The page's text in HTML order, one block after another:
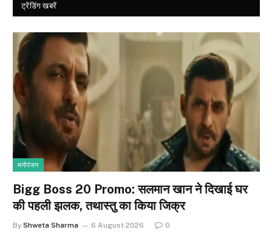
ट्रेंडिंग खबरें
मनोरंजन
Bigg Boss 20 Promo: सलमान खान ने दिखाई घर
की पहली झलक, तथास्तु का किया जिक्र
By Shweta Sharma 6 August 2026 0